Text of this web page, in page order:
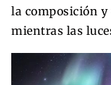
la composición y
mientras las